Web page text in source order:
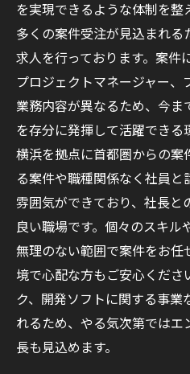
を実現できるような体制を整
多くの案件受注が見込まれる
求人を行っております。案件
プロジェクトマネージャー、
業務内容が異なるため、今
を存分に発揮して活躍できる
横浜を拠点に首都圏からの案
る案件や職種関係なく社員
雰囲気ができており、社長と
良い職場です。個々のスキル
無理のない範囲で案件をお
境で心配な方もご安心くださ
ク、開発ソフトに関する事業
れるため、やる気次第では
長も見込めます。